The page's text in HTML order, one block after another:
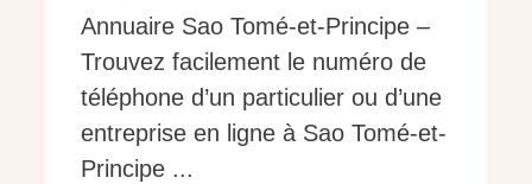
Annuaire Sao Tomé-et-Principe –
Trouvez facilement le numéro de
téléphone d’un particulier ou d’une
entreprise en ligne à Sao Tomé-et-
Principe ...